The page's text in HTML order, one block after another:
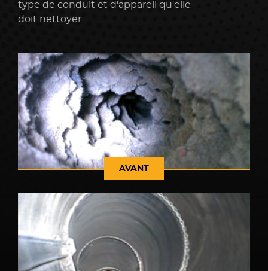
type de conduit et d'appareil qu'elle
doit nettoyer.
AVANT